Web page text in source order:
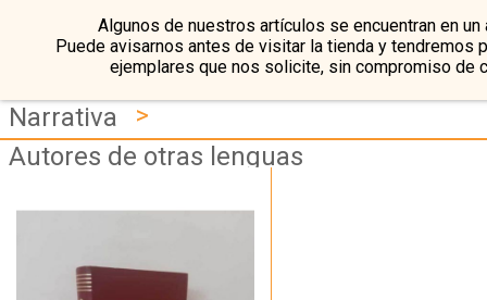
Algunos de nuestros artículos se encuentran en un
Puede avisarnos antes de visitar la tienda y tendremos
ejemplares que nos solicite, sin compromiso de
Narrativa
>
Autores de otras lenguas